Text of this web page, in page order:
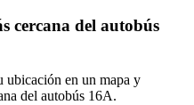
cercana del autobús
ubicación en un mapa y
del autobús 16A.